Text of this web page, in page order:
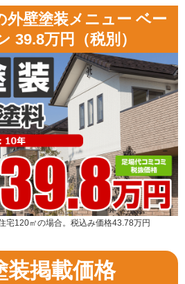
外壁塗装メニュー ベー
39.8万円（税別）
宅120㎡の場合。税込み価格43.78万円
装掲載価格